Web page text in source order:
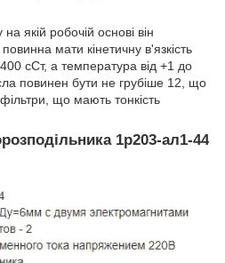
якій робочій основі він
мати кінетичну в'язкість
сСт, а температура від +1 до
повинен бути не грубіше 12, що
що мають тонкість
1р203-ал1-44